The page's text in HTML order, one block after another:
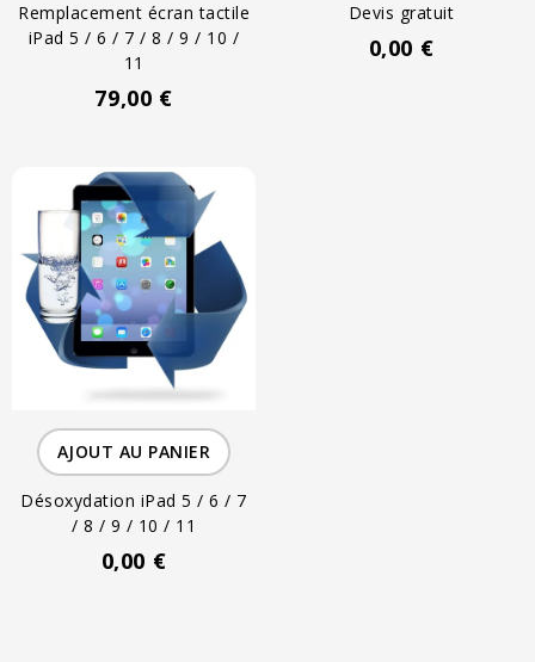
Remplacement écran tactile
iPad 5 / 6 / 7 / 8 / 9 / 10 /
11
79,00 €
Devis gratuit
0,00 €
AJOUT AU PANIER
Désoxydation iPad 5 / 6 / 7
/ 8 / 9 / 10 / 11
0,00 €